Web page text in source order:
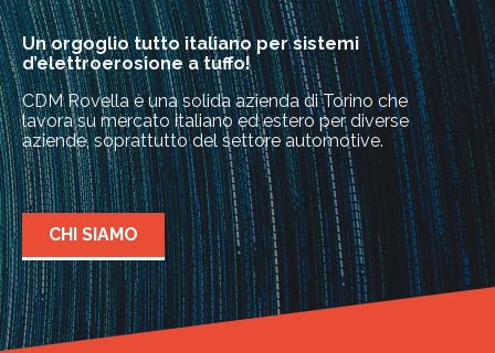
Un orgoglio tutto italiano per sistemi
d’elettroerosione a tuffo!
CDM Rovella è una solida azienda di Torinoche
lavora su mercato italiano ed estero per diverse
aziende, soprattutto del settore automotive.
CHI SIAMO